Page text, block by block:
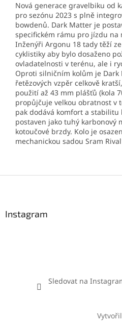
Nová generace gravelbiku od
pro sezónu 2023 s plně
bowdenů. Dark Matter je
specifickém rámu pro jízdu na
Inženýři Argonu 18 tady těží
cyklistiky aby bylo dosaženo
ovladatelnosti v terénu, ale i
Oproti silničním kolům je Dark
řetězových vzpěr celkově
použití až 43 mm plášťů (kola
propůjčuje velkou obratnost v
pak dodává komfort a stabilitu
postaven jako tuhý karbonový
kotoučové brzdy. Kolo je
mechanickou sadou Sram
Instagram
Sledovat na